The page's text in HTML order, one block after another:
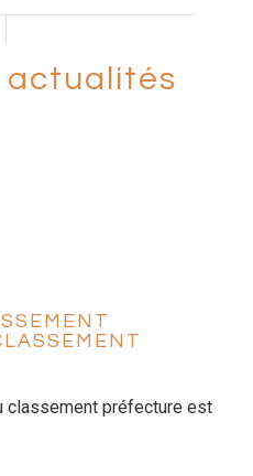
actualités
classement préfecture est